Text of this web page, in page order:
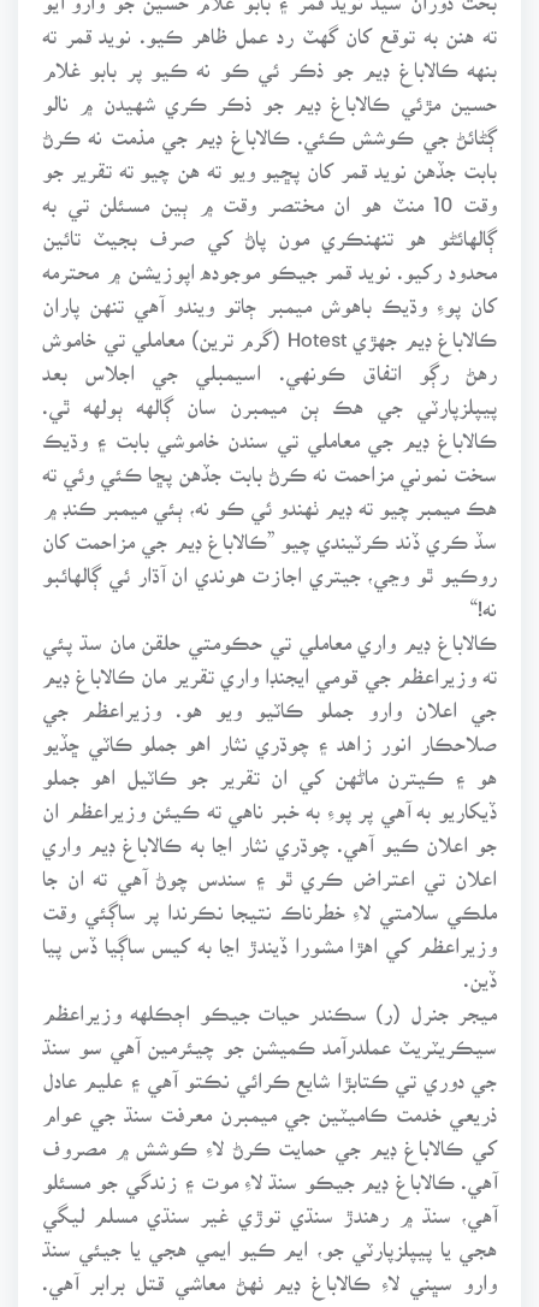
ته هنن به توقع کان گهٽ رد عمل ظاهر ڪيو. نويد قمر ته
بنهه ڪالاباغ ڊيم جو ذڪر ئي ڪو نه ڪيو پر بابو غلام
حسين مڙئي ڪالاباغ ڊيم جو ذڪر ڪري شهيدن ۾ نالو
ڳڻائڻ جي ڪوشش ڪئي. ڪالاباغ ڊيم جي مذمت نه ڪرڻ
بابت جڏهن نويد قمر کان پڇيو ويو ته هن چيو ته تقرير جو
وقت 10 منٽ هو ان مختصر وقت ۾ ٻين مسئلن تي به
ڳالهائڻو هو تنهنڪري مون پاڻ کي صرف بجيٽ تائين
محدود رکيو. نويد قمر جيڪو موجوده اپوزيشن ۾ محترمه
کان پوءِ وڌيڪ باهوش ميمبر ڄاتو ويندو آهي تنهن پاران
ڪالاباغ ڊيم جهڙي Hotest (گرم ترين) معاملي تي خاموش
رهڻ رڳو اتفاق ڪونهي. اسيمبلي جي اجلاس بعد
پيپلزپارٽي جي هڪ ٻن ميمبرن سان ڳالهه ٻولهه ٿي.
ڪالاباغ ڊيم جي معاملي تي سندن خاموشي بابت ۽ وڌيڪ
سخت نموني مزاحمت نه ڪرڻ بابت جڏهن پڇا ڪئي وئي ته
سڏ ڪري ڏند ڪرٽيندي چيو ”ڪالاباغ ڊيم جي مزاحمت کان
روڪيو ٿو وڃي، جيتري اجازت هوندي ان آڌار ئي ڳالهائبو
نه!“
ڪالاباغ ڊيم واري معاملي تي حڪومتي حلقن مان سڌ پئي
ته وزيراعظم جي قومي ايجنڊا واري تقرير مان ڪالاباغ ڊيم
جي اعلان وارو جملو ڪاٽيو ويو هو. وزيراعظم جي
صلاحڪار انور زاهد ۽ چوڌري نثار اهو جملو ڪاٽي ڇڏيو
هو ۽ ڪيترن ماڻهن کي ان تقرير جو ڪاٽيل اهو جملو
ڏيکاريو به آهي پر پوءِ به خبر ناهي ته ڪيئن وزيراعظم ان
جو اعلان ڪيو آهي. چوڌري نثار اڃا به ڪالاباغ ڊيم واري
اعلان تي اعتراض ڪري ٿو ۽ سندس چوڻ آهي ته ان جا
ملڪي سلامتي لاءِ خطرناڪ نتيجا نڪرندا پر ساڳئي وقت
وزيراعظم کي اهڙا مشورا ڏيندڙ اڃا به کيس ساڳيا ڏس پيا
ڏين.
ميجر جنرل (ر) سڪندر حيات جيڪو اڄڪلهه وزيراعظم
سيڪريٽريٽ عملدرآمد ڪميشن جو چيئرمين آهي سو سنڌ
جي دوري تي ڪتابڙا شايع ڪرائي نڪتو آهي ۽ عليم عادل
ذريعي خدمت ڪاميٽين جي ميمبرن معرفت سنڌ جي عوام
کي ڪالاباغ ڊيم جي حمايت ڪرڻ لاءِ ڪوشش ۾ مصروف
آهي. ڪالاباغ ڊيم جيڪو سنڌ لاءِ موت ۽ زندگي جو مسئلو
آهي، سنڌ ۾ رهندڙ سنڌي توڙي غير سنڌي مسلم ليگي
هجي يا پيپلزپارٽي جو، ايم ڪيو ايمي هجي يا جيئي سنڌ
وارو سڀني لاءِ ڪالاباغ ڊيم ٺهڻ معاشي قتل برابر آهي.